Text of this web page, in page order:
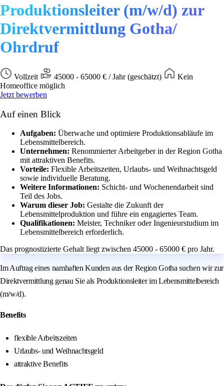
Produktionsleiter (m/w/d) zur
Direktvermittlung Gotha/
Ohrdruf
Vollzeit 45000 - 65000 € / Jahr (geschätzt)
Kein
Homeoffice möglich
Jetzt bewerben
Auf einen Blick
Aufgaben: Überwache und optimiere Produktionsabläufe im
Lebensmittelbereich.
Unternehmen: Renommierter Arbeitgeber in der Region Gotha
mit attraktiven Benefits.
Vorteile: Flexible Arbeitszeiten, Urlaubs- und Weihnachtsgeld
sowie individuelle Beratung.
Weitere Informationen: Schicht- und Wochenendarbeit sind
Teil des Jobs.
Warum dieser Job: Gestalte die Zukunft der
Lebensmittelproduktion und führe ein engagiertes Team.
Qualifikationen: Meister, Techniker oder Ingenieurstudium im
Lebensmittelbereich erforderlich.
Das prognostizierte Gehalt liegt zwischen 45000 - 65000 € pro Jahr.
Im Auftrag eines namhaften Kunden aus der Region Gotha suchen wir zur
Direktvermittlung genau Sie als Produktionsleiter im Lebensmittelbereich
(m/w/d).
Benefits
flexible Arbeitszeiten
Urlaubs- und Weihnachtsgeld
attraktive Benefits